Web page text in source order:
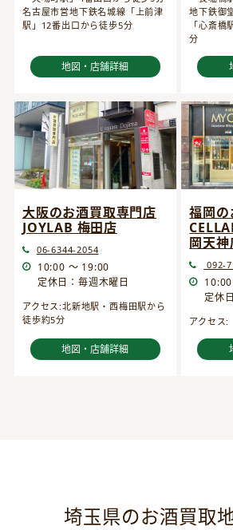
名古屋市営地下鉄名城線「上前津
駅」12番出口から徒歩5分
地図・店舗詳細
地下鉄御
「心斎
分
大阪のお酒買取専門店
JOYLAB 梅田店
06-6344-2054
10:00 ～ 19:00
定休日：毎週木曜日
アクセス:北新地駅・西梅田駅から
徒歩約5分
地図・店舗詳細
福岡
岡天神
092-
定休
アクセス:
埼玉県のお酒買取